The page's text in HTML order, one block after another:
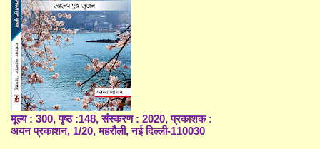
मूल्य : 300, पृष्ठ :148, संस्करण : 2020, प्रकाशक :
अयन प्रकाशन, 1/20, महरौली, नई दिल्ली-110030